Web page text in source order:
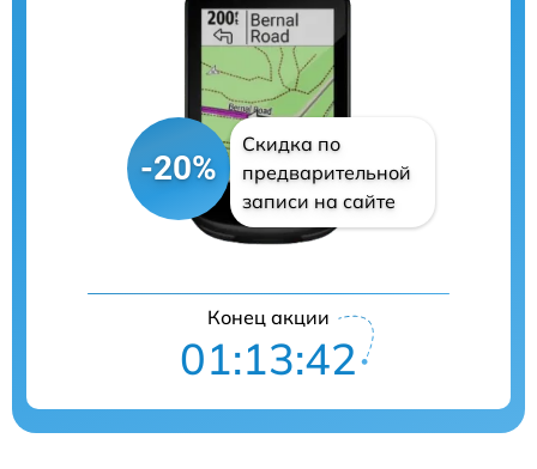
-20%
Скидка по
предварительной
записи на сайте
Конец акции
01:13:41